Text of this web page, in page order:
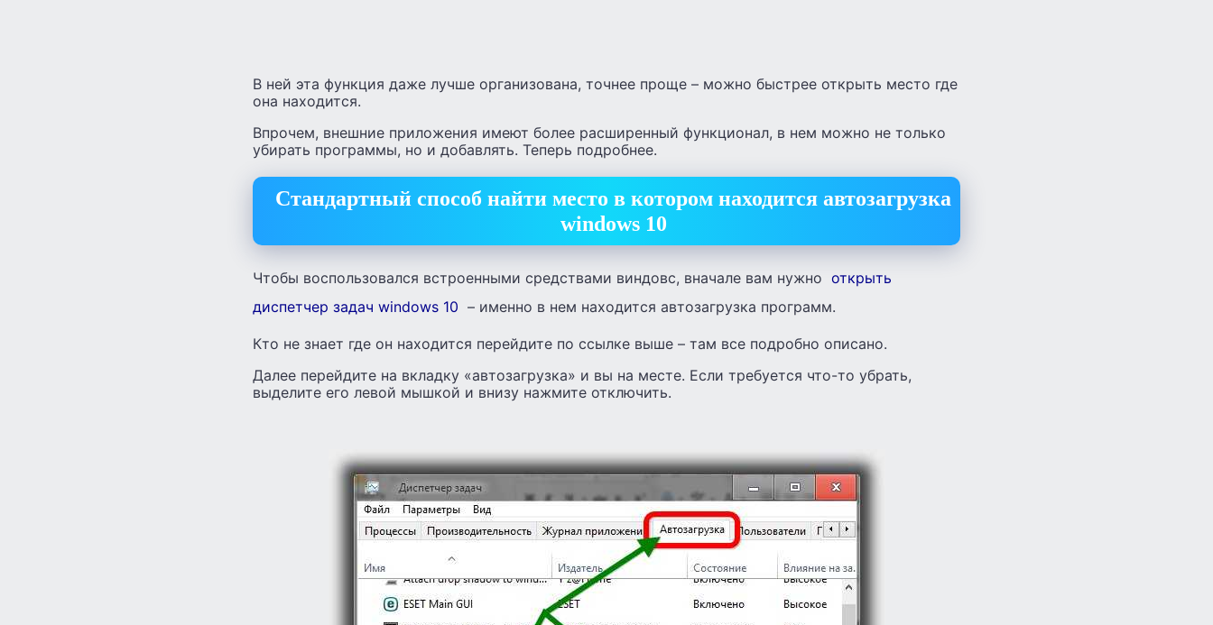
В ней эта функция даже лучше организована, точнее проще – можно быстрее открыть место где
она находится.
Впрочем, внешние приложения имеют более расширенный функционал, в нем можно не только
убирать программы, но и добавлять. Теперь подробнее.
Стандартный способ найти место в котором находится автозагрузка
windows 10
Чтобы воспользовался встроенными средствами виндовс, вначале вам нужно открыть
диспетчер задач windows 10 – именно в нем находится автозагрузка программ.
Кто не знает где он находится перейдите по ссылке выше – там все подробно описано.
Далее перейдите на вкладку «автозагрузка» и вы на месте. Если требуется что-то убрать,
выделите его левой мышкой и внизу нажмите отключить.